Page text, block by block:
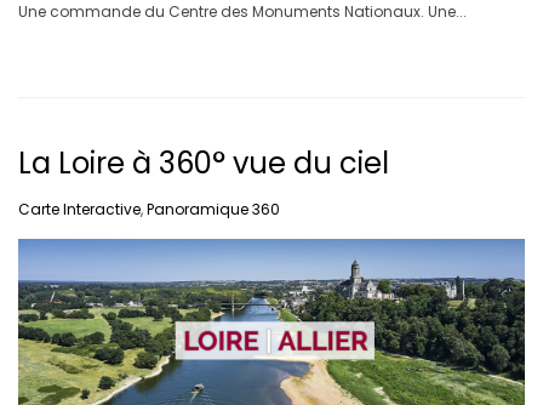
Une commande du Centre des Monuments Nationaux. Une...
La Loire à 360° vue du ciel
Carte Interactive,Panoramique 360